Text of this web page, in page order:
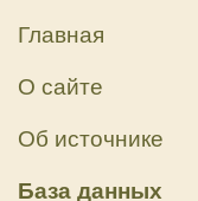
Главная
О сайте
Об источнике
База данных